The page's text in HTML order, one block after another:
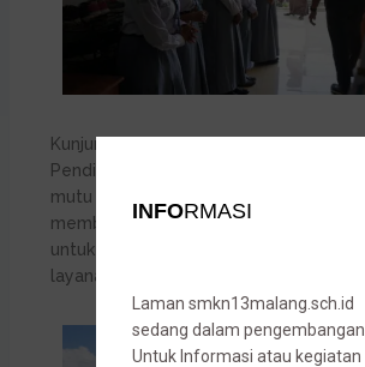
Kunjungan ini menjadi bentuk nyata
Pendidikan Provinsi Jawa Timur
mutu pendidikan vokasi di
memberikan motivasi bagi seluruh
untuk terus berinovasi dan
layanan pendidikan.
INFORMASI
Laman smkn13malang.sch.id
sedang dalam pengembangan.
Untuk Informasi atau kegiatan